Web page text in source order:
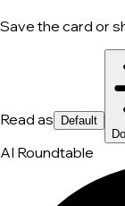
Save the card or
Read as
Default
AI Roundtable